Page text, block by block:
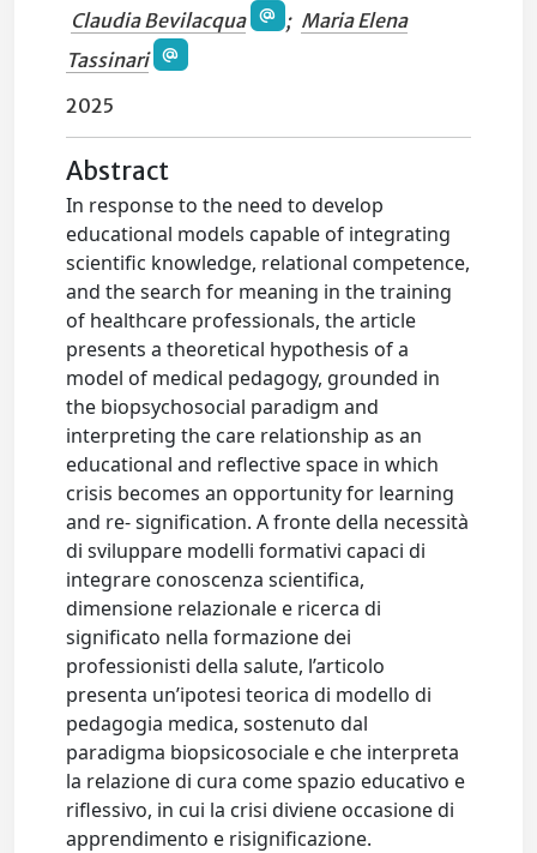
Claudia Bevilacqua ; Maria Elena
Tassinari
2025
Abstract
In response to the need to develop
educational models capable of integrating
scientific knowledge, relational competence,
and the search for meaning in the training
of healthcare professionals, the article
presents a theoretical hypothesis of a
model of medical pedagogy, grounded in
the biopsychosocial paradigm and
interpreting the care relationship as an
educational and reflective space in which
crisis becomes an opportunity for learning
and re- signification. A fronte della necessità
di sviluppare modelli formativi capaci di
integrare conoscenza scientifica,
dimensione relazionale e ricerca di
significato nella formazione dei
professionisti della salute, l’articolo
presenta un’ipotesi teorica di modello di
pedagogia medica, sostenuto dal
paradigma biopsicosociale e che interpreta
la relazione di cura come spazio educativo e
riflessivo, in cui la crisi diviene occasione di
apprendimento e risignificazione.